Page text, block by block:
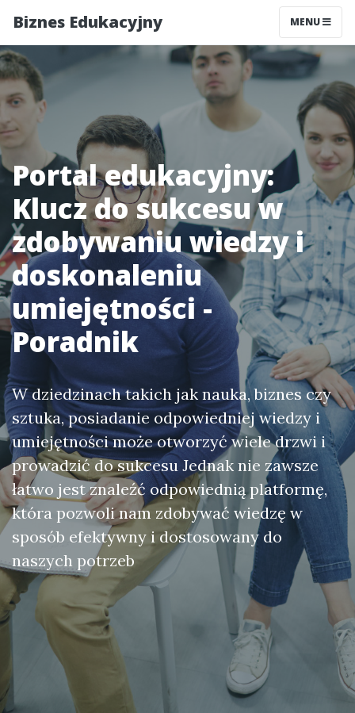
Biznes Edukacyjny MENU
Portal edukacyjny:
Klucz do sukcesu w
zdobywaniu wiedzy i
doskonaleniu
umiejętności -
Poradnik
W dziedzinach takich jak nauka, biznes czy
sztuka, posiadanie odpowiedniej wiedzy i
umiejętności może otworzyć wiele drzwi i
prowadzić do sukcesu Jednak nie zawsze
łatwo jest znaleźć odpowiednią platformę,
która pozwoli nam zdobywać wiedzę w
sposób efektywny i dostosowany do
naszych potrzeb